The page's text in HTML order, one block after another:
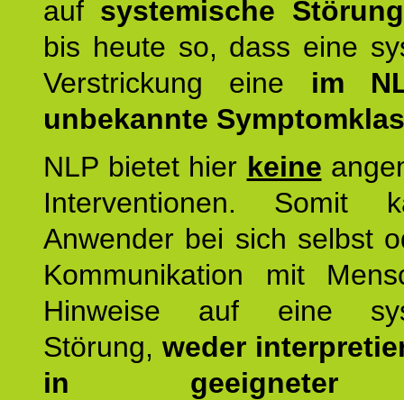
auf systemische
bis heute so, dass eine
Verstrickung eine im
unbekannte
NLP bietet hier keine
Interventionen. Somit
Anwender bei sich selbst
Kommunikation mit
Hinweise auf eine
Störung, weder
in geeigneter